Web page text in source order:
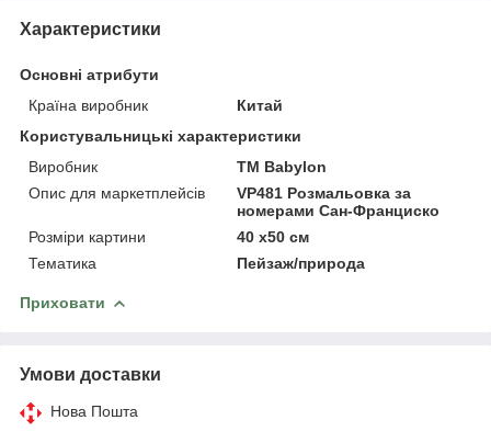
Характеристики
Основні атрибути
Країна виробник
Китай
Користувальницькі характеристики
Виробник
ТМ Babylon
Опис для маркетплейсів
VP481 Розмальовка за
номерами Сан-Франциско
Розміри картини
40 x50 см
Тематика
Пейзаж/природа
Приховати
Умови доставки
Нова Пошта